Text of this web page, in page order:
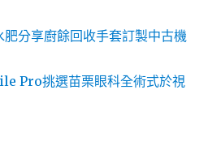
肥分享廚餘回收手套訂製中古機
Pro挑選苗栗眼科全術式於視